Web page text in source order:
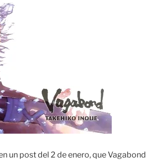
un post del 2 de enero, que Vagabond